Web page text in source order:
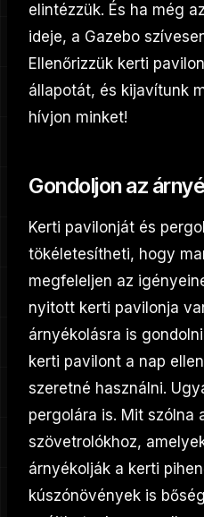
elintézzük. És ha még
ideje, a Gazebo
Ellenőrizzük kerti
állapotát, és kijavítunk
hívjon minket!
Gondoljon az
Kerti pavilonját és
tökéletesítheti, hogy
megfeleljen az
nyitott kerti pavilonja
árnyékolásra is
kerti pavilont a nap
szeretné használni.
pergolára is. Mit szólna
szövetrolókhoz,
árnyékolják a kerti
kúszónövények is